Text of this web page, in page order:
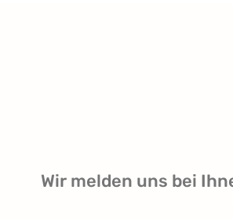
Wir melden uns bei